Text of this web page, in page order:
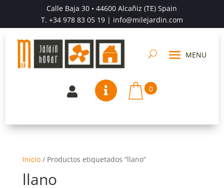
Calle Baja 30 • 44600 Alcañiz (TE) Spain
T. +34 978 83 05 19| info@milejardin.com
  0
Inicio/ Productos etiquetados “llano”
llano